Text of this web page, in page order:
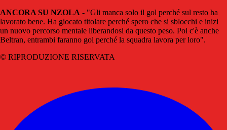
ANCORA SU NZOLA - "Gli manca solo il gol perché sul resto ha
lavorato bene. Ha giocato titolare perché spero che si sblocchi e inizi
un nuovo percorso mentale liberandosi da questo peso. Poi c'è anche
Beltran, entrambi faranno gol perché la squadra lavora per loro".
© RIPRODUZIONE RISERVATA